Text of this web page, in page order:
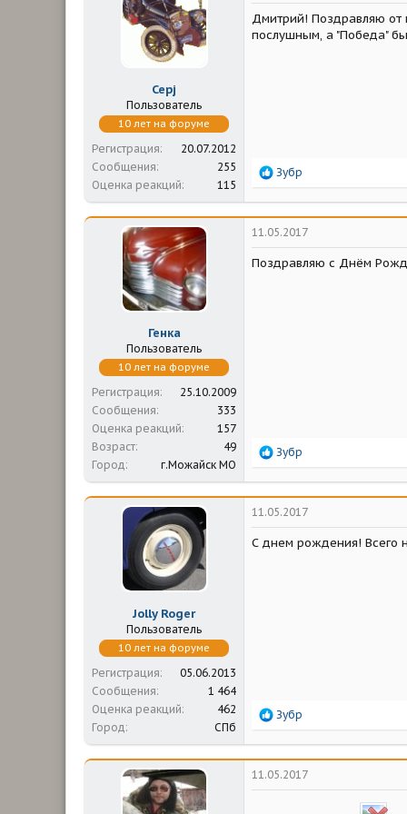
а
л
а
Серj
Пользователь
10 лет на форуме
Регистрация
20.07.2012
Сообщения
255
Оценка реакций
115
Дмитрий! Поздравляю от
послушным, а "Победа"
Р
а
к
ц
и
Зубр
Генка
Пользователь
10 лет на форуме
Регистрация
25.10.2009
Сообщения
333
Оценка реакций
157
Возраст
49
Город
г.Можайск МО
11.05.2017
Поздравляю с Днём
Р
а
к
ц
и
и
Зубр
Jolly Roger
Пользователь
10 лет на форуме
Регистрация
05.06.2013
Сообщения
1 464
Оценка реакций
462
Город
СПб
11.05.2017
С днем рождения! Всего
Р
а
к
ц
Зубр
11.05.2017